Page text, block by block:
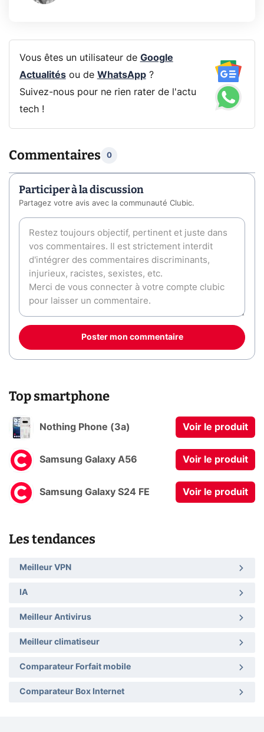
Vous êtes un utilisateur de Google
Actualitésou de WhatsApp?
Suivez-nous pour ne rien rater de l'actu
tech !
Commentaires 0
Participer à la discussion
Partagez votre avis avec la communauté Clubic.
Poster mon commentaire
Top smartphone
Nothing Phone (3a) Voir le produit
Samsung Galaxy A56 Voir le produit
Samsung Galaxy S24 FE Voir le produit
Les tendances
Meilleur VPN
IA
Meilleur Antivirus
Meilleur climatiseur
Comparateur Forfait mobile
Comparateur Box Internet